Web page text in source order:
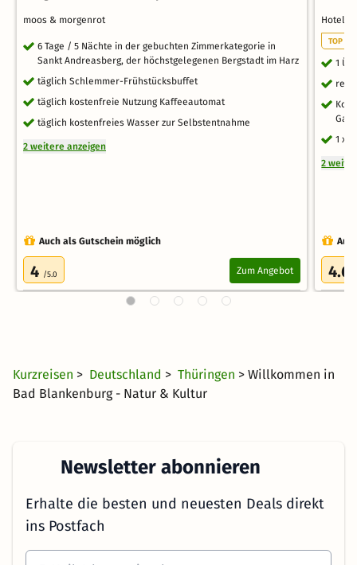
moos & morgenrot
6 Tage / 5 Nächte in der gebuchten Zimmerkategorie in
Sankt Andreasberg, der höchstgelegenen Bergstadt im Harz
täglich Schlemmer-Frühstücksbuffet
täglich kostenfreie Nutzung Kaffeeautomat
täglich kostenfreies Wasser zur Selbstentnahme
2 weitere anzeigen
Auch als Gutschein möglich
4 /5.0 Zum Angebot
Hotel
TOP
1
1 x
2
4.6
Kurzreisen > Deutschland > Thüringen > Willkommen in
Bad Blankenburg - Natur & Kultur
Newsletter abonnieren
Erhalte die besten und neuesten Deals direkt
ins Postfach